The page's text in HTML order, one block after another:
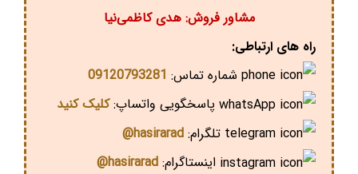
مشاور فروش: هدی کاظمی‌نیا
راه های ارتباطی:
شماره تماس: 09120793281
پاسخگویی واتساپ:کلیک کنید
تلگرام: hasirarad@
اینستاگرام: hasirarad@